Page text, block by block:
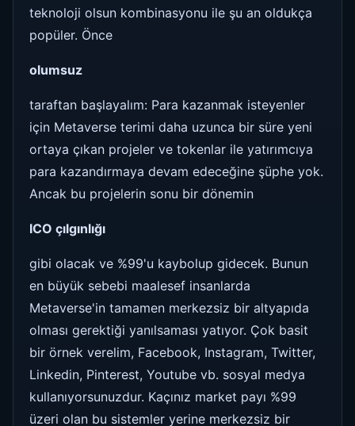
teknoloji olsun kombinasyonu ile şu an oldukça
popüler. Önce
olumsuz
taraftan başlayalım: Para kazanmak isteyenler
için Metaverse terimi daha uzunca bir süre yeni
ortaya çıkan projeler ve tokenlar ile yatırımcıya
para kazandırmaya devam edeceğine şüphe yok.
Ancak bu projelerin sonu bir dönemin
ICO çılgınlığı
gibi olacak ve %99'u kaybolup gidecek. Bunun
en büyük sebebi maalesef insanlarda
Metaverse'in tamamen merkezsiz bir altyapıda
olması gerektiği yanılsaması yatıyor. Çok basit
bir örnek verelim, Facebook, Instagram, Twitter,
Linkedin, Pinterest, Youtube vb. sosyal medya
kullanıyorsunuzdur. Kaçınız market payı %99
üzeri olan bu sistemler yerine merkezsiz bir